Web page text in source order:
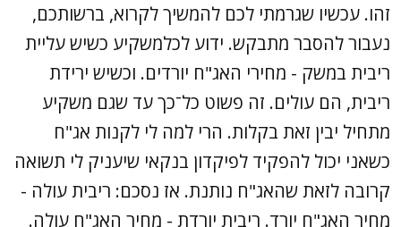
זהו. עכשיו שגרמתי לכם להמשיך לקרוא, ברשותכם,
נעבור להסבר מתבקש. ידוע לכלמשקיע כשיש עליית
ריבית במשק - מחירי האג"ח יורדים. וכשיש ירידת
ריבית, הם עולים. זה פשוט כל־כך עד שגם משקיע
מתחיל יבין זאת בקלות. הרי למה לי לקנות אג"ח
כשאני יכול להפקיד לפיקדון בנקאי שיעניק לי תשואה
קרובה לזאת שהאג"ח נותנת. אז נסכם: ריבית עולה -
מחיר האג"ח יורד. ריבית יורדת - מחיר האג"ח עולה.